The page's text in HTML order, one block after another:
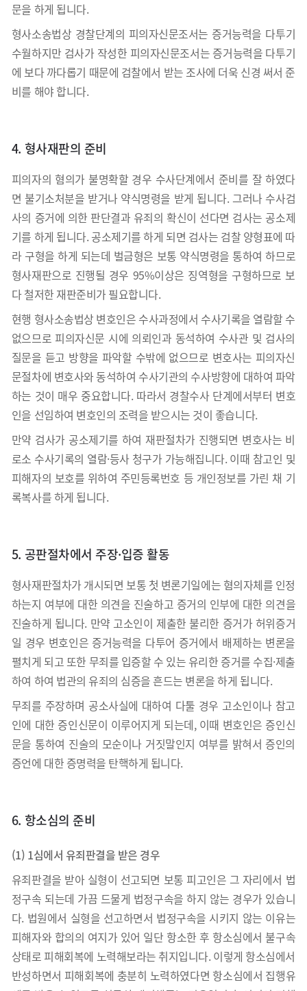
문을 하게 됩니다.
형사소송법상 경찰단계의 피의자신문조서는 증거능력을 다투기
수월하지만 검사가 작성한 피의자신문조서는 증거능력을 다투기
에 보다 까다롭기 때문에 검찰에서 받는 조사에 더욱 신경 써서 준
비를 해야 합니다.
4. 형사재판의 준비
피의자의 혐의가 불명확할 경우 수사단계에서 준비를 잘 하였다
면 불기소처분을 받거나 약식명령을 받게 됩니다. 그러나 수사검
사의 증거에 의한 판단결과 유죄의 확신이 선다면 검사는 공소제
기를 하게 됩니다. 공소제기를 하게 되면 검사는 검찰 양형표에 따
라 구형을 하게 되는데 벌금형은 보통 약식명령을 통하여 하므로
형사재판으로 진행될 경우 95%이상은 징역형을 구형하므로 보
다 철저한 재판준비가 필요합니다.
현행 형사소송법상 변호인은 수사과정에서 수사기록을 열람할 수
없으므로 피의자신문 시에 의뢰인과 동석하여 수사관 및 검사의
질문을 듣고 방향을 파악할 수밖에 없으므로 변호사는 피의자신
문절차에 변호사와 동석하여 수사기관의 수사방향에 대하여 파악
하는 것이 매우 중요합니다. 따라서 경찰수사 단계에서부터 변호
인을 선임하여 변호인의 조력을 받으시는 것이 좋습니다.
만약 검사가 공소제기를 하여 재판절차가 진행되면 변호사는 비
로소 수사기록의 열람·등사 청구가 가능해집니다. 이때 참고인 및
피해자의 보호를 위하여 주민등록번호 등 개인정보를 가린 채 기
록복사를 하게 됩니다.
5. 공판절차에서 주장·입증 활동
형사재판절차가 개시되면 보통 첫 변론기일에는 혐의자체를 인정
하는지 여부에 대한 의견을 진술하고 증거의 인부에 대한 의견을
진술하게 됩니다. 만약 고소인이 제출한 불리한 증거가 허위증거
일 경우 변호인은 증거능력을 다투어 증거에서 배제하는 변론을
펼치게 되고 또한 무죄를 입증할 수 있는 유리한 증거를 수집·제출
하여 하여 법관의 유죄의 심증을 흔드는 변론을 하게 됩니다.
무죄를 주장하며 공소사실에 대하여 다툴 경우 고소인이나 참고
인에 대한 증인신문이 이루어지게 되는데, 이때 변호인은 증인신
문을 통하여 진술의 모순이나 거짓말인지 여부를 밝혀서 증인의
증언에 대한 증명력을 탄핵하게 됩니다.
6. 항소심의 준비
(1) 1심에서 유죄판결을 받은 경우
유죄판결을 받아 실형이 선고되면 보통 피고인은 그 자리에서 법
정구속 되는데 가끔 드물게 법정구속을 하지 않는 경우가 있습니
다. 법원에서 실형을 선고하면서 법정구속을 시키지 않는 이유는
피해자와 합의의 여지가 있어 일단 항소한 후 항소심에서 불구속
상태로 피해회복에 노력해보라는 취지입니다. 이렇게 항소심에서
반성하면서 피해회복에 충분히 노력하였다면 항소심에서 집행유